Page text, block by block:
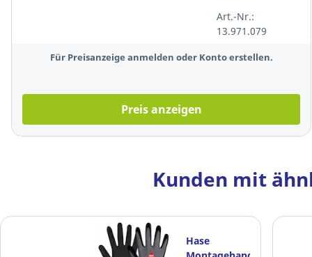
Sohle, W11, Gr.:
43
Art.-Nr.:
13.971.079
Für Preisanzeige anmelden oder Konto erstellen.
Preis anzeigen
Kunden mit
Hase